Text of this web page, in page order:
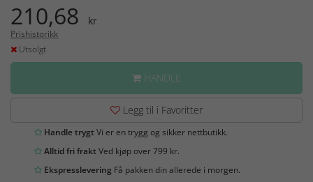
210,68 kr
Prishistorikk
Utsolgt
HANDLE
Legg til i Favoritter
Handle trygtVi er en trygg og sikker nettbutikk.
Alltid fri fraktVed kjøp over 799 kr.
Ekspresslevering Få pakken din allerede i morgen.